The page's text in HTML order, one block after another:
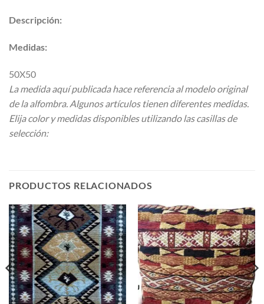
Descripción:
Medidas:
50X50
La medida aquí publicada hace referencia al modelo original
de la alfombra. Algunos artículos tienen diferentes medidas.
Elija color y medidas disponibles utilizando las casillas de
selección:
PRODUCTOS RELACIONADOS